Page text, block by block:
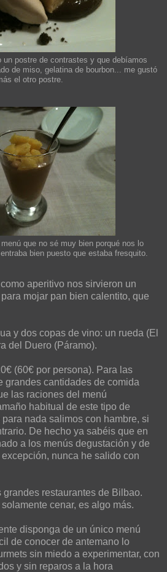
un postre de contrastes y que debíamos
de miso, gelatina de bourbon... me gustó
el otro postre.
que no sé muy bien porqué nos lo
bien puesto que estaba fresquito.
aperitivo nos sirvieron un
mojar pan bien calentito, que
y dos copas de vino: un rueda (El
del Duero (Páramo).
(60€ por persona). Para las
grandes cantidades de comida
las raciones del menú
habitual de este tipo de
nada salimos con hambre, si
De hecho ya sabéis que en
a los menús degustación y de
nunca he salido con
grandes restaurantes de Bilbao.
cenar, es algo más.
disponga de un único menú
de conocer de antemano lo
sin miedo a experimentar, con
y sin reparos a la hora